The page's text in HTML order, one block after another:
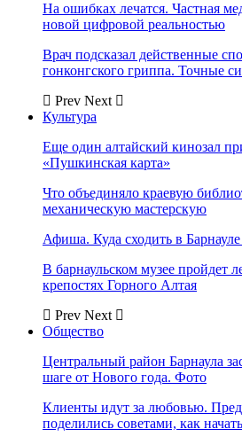
На ошибках лечатся. Частная
новой цифровой реальностью
Врач подсказал действенные
гонконгского гриппа. Точные
Prev Next
Культура
Еще один алтайский кинозал
«Пушкинская карта»
Что объединяло краевую
механическую мастерскую
Афиша. Куда сходить в
В барнаульском музее пройдет
крепостях Горного Алтая
Prev Next
Общество
Центральный район Барнаула
шаге от Нового года. Фото
Клиенты идут за любовью.
поделились советами, как